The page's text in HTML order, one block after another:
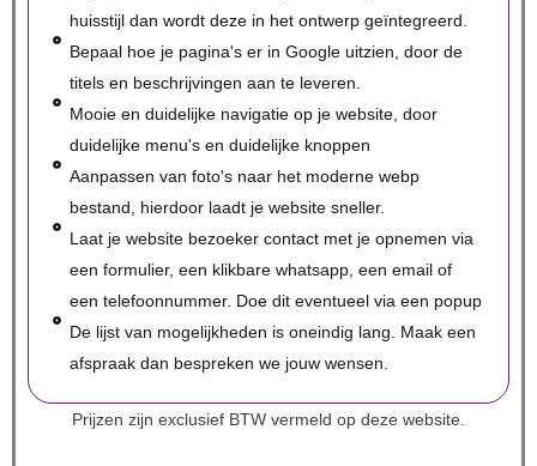
huisstijl dan wordt deze in het ontwerp geïntegreerd.
Bepaal hoe je pagina's er in Google uitzien, door de
titels en beschrijvingen aan te leveren.
Mooie en duidelijke navigatie op je website, door
duidelijke menu's en duidelijke knoppen
Aanpassen van foto's naar het moderne webp
bestand, hierdoor laadt je website sneller.
Laat je website bezoeker contact met je opnemen via
een formulier, een klikbare whatsapp, een email of
een telefoonnummer. Doe dit eventueel via een popup
De lijst van mogelijkheden is oneindig lang. Maak een
afspraak dan bespreken we jouw wensen.
Prijzen zijn exclusief BTW vermeld op deze website.